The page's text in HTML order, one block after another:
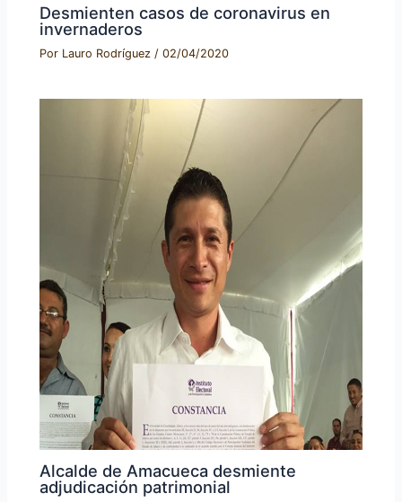
Desmienten casos de coronavirus en
invernaderos
Por Lauro Rodríguez/02/04/2020
Alcalde de Amacueca desmiente
adjudicación patrimonial